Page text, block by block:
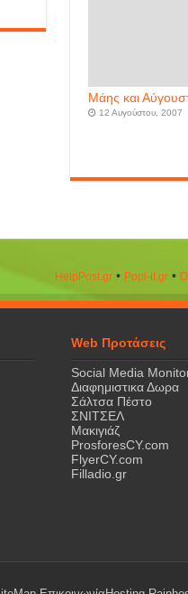
Μάης και
12 Αυγούστου, 2007
HelpPost.gr• Popi-it.gr•
Web Προτάσεις
Social Media
Διαφημιστικα Δωρα
Σάλτσα Πέστο
ΣΝΙΤΣΕΛ
Μακιγιάζ
ProsforesCY.com
FlyerCY.com
Filladio.gr